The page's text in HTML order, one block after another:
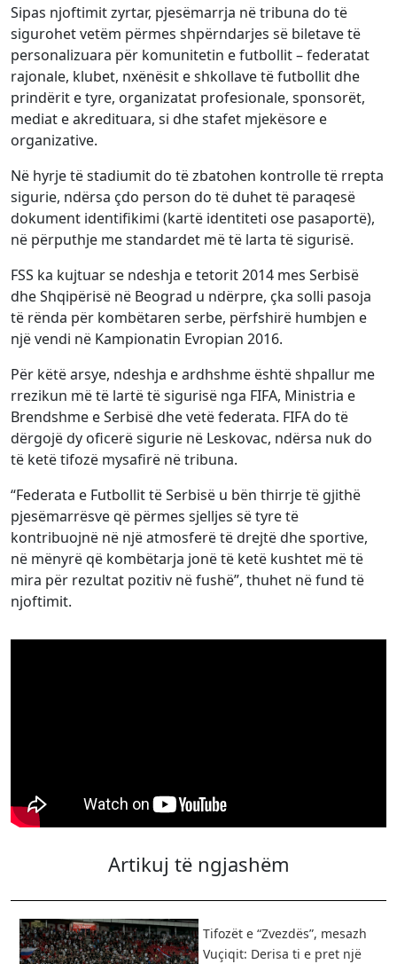
Sipas njoftimit zyrtar, pjesëmarrja në tribuna do të
sigurohet vetëm përmes shpërndarjes së biletave të
personalizuara për komunitetin e futbollit – federatat
rajonale, klubet, nxënësit e shkollave të futbollit dhe
prindërit e tyre, organizatat profesionale, sponsorët,
mediat e akredituara, si dhe stafet mjekësore e
organizative.
Në hyrje të stadiumit do të zbatohen kontrolle të rrepta
sigurie, ndërsa çdo person do të duhet të paraqesë
dokument identifikimi (kartë identiteti ose pasaportë),
në përputhje me standardet më të larta të sigurisë.
FSS ka kujtuar se ndeshja e tetorit 2014 mes Serbisë
dhe Shqipërisë në Beograd u ndërpre, çka solli pasoja
të rënda për kombëtaren serbe, përfshirë humbjen e
një vendi në Kampionatin Evropian 2016.
Për këtë arsye, ndeshja e ardhshme është shpallur me
rrezikun më të lartë të sigurisë nga FIFA, Ministria e
Brendshme e Serbisë dhe vetë federata. FIFA do të
dërgojë dy oficerë sigurie në Leskovac, ndërsa nuk do
të ketë tifozë mysafirë në tribuna.
“Federata e Futbollit të Serbisë u bën thirrje të gjithë
pjesëmarrësve që përmes sjelljes së tyre të
kontribuojnë në një atmosferë të drejtë dhe sportive,
në mënyrë që kombëtarja jonë të ketë kushtet më të
mira për rezultat pozitiv në fushë”, thuhet në fund të
njoftimit.
Artikuj të ngjashëm
Tifozët e “Zvezdës”, mesazh
Vuçiqit: Derisa ti e pret një